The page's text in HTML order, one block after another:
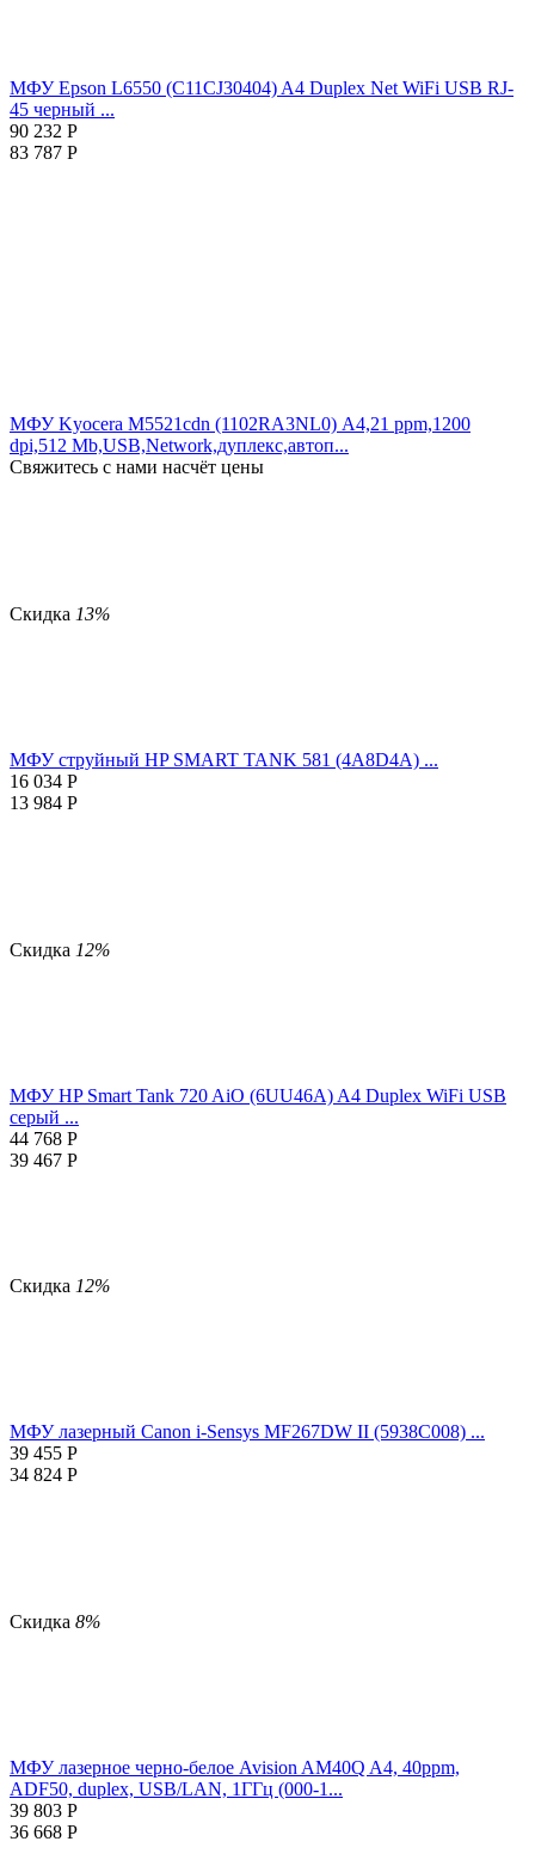
МФУ Epson L6550 (C11CJ30404) A4 Duplex Net WiFi USB RJ-
45 черный ...
90 232 Р
83 787 Р
МФУ Kyocera M5521cdn (1102RA3NL0) А4,21 ppm,1200
dpi,512 Mb,USB,Network,дуплекс,автоп...
Свяжитесь с нами насчёт цены
Скидка 13%
МФУ струйный HP SMART TANK 581 (4A8D4A) ...
16 034 Р
13 984 Р
Скидка 12%
МФУ HP Smart Tank 720 AiO (6UU46A) A4 Duplex WiFi USB
серый ...
44 768 Р
39 467 Р
Скидка 12%
МФУ лазерный Canon i-Sensys MF267DW II (5938C008) ...
39 455 Р
34 824 Р
Скидка 8%
МФУ лазерное черно-белое Avision AM40Q A4, 40ppm,
ADF50, duplex, USB/LAN, 1ГГц (000-1...
39 803 Р
36 668 Р